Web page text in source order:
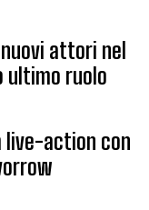
attori nel
ultimo ruolo
live-action con